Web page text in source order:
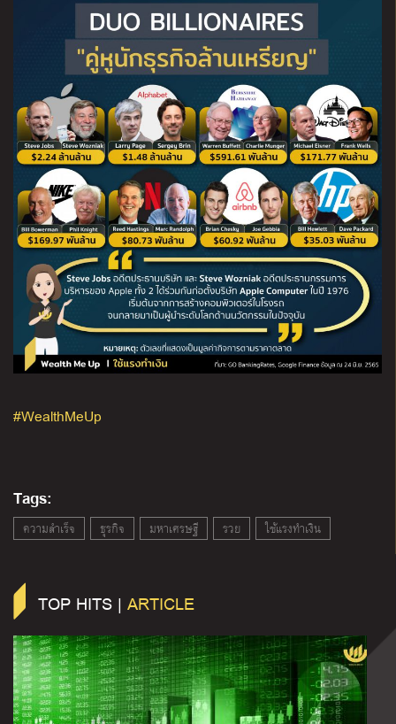
#WealthMeUp
Tags:
ความสำเร็จ ธุรกิจ มหาเศรษฐี รวย ใช้แรงทำเงิน
TOP HITS | ARTICLE